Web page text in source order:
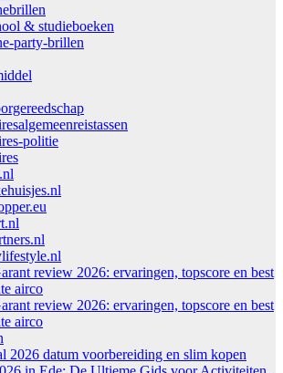
& studieboeken
party-brillen
politie
review 2026: ervaringen, topscore en best
airco
review 2026: ervaringen, topscore en best
airco
2026 datum voorbereiding en slim kopen